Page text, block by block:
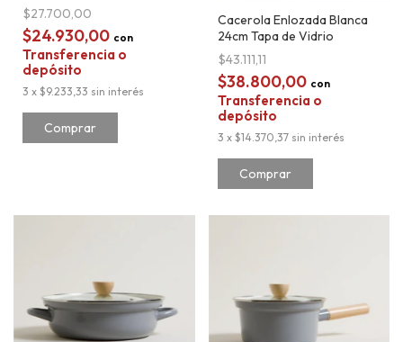
$27.700,00
$24.930,00 con
Transferencia o
depósito
3 x $9.233,33 sin interés
Cacerola Enlozada Blanca
24cm Tapa de Vidrio
$43.111,11
$38.800,00 con
Transferencia o
depósito
3 x $14.370,37 sin interés